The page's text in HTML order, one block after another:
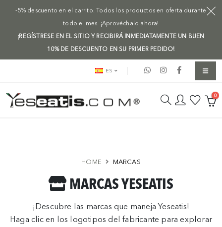
-5% descuento en el carrito. Todos los productos en oferta durante
todo el mes. ¡Aprovéchalo ahora!
¡REGÍSTRESE EN EL SITIO Y RECIBIRÁ INMEDIATAMENTE UN BUEN
10% DE DESCUENTO EN SU PRIMER PEDIDO!
ES
0
MARCAS YESEATIS
¡Descubre las marcas que maneja Yeseatis!
Haga clic en los logotipos del fabricante para explorar
HOME MARCAS